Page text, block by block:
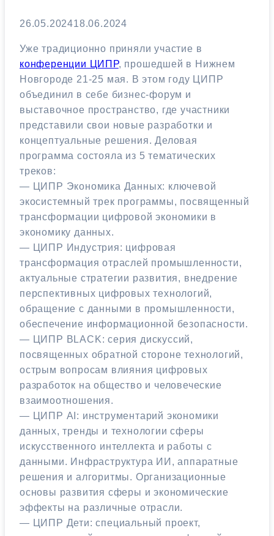
26.05.202418.06.2024
Уже традиционно приняли участие в
конференции ЦИПР, прошедшей в Нижнем
Новгороде 21-25 мая. В этом году ЦИПР
объединил в себе бизнес-форум и
выставочное пространство, где участники
представили свои новые разработки и
концептуальные решения. Деловая
программа состояла из 5 тематических
треков:
— ЦИПР Экономика Данных: ключевой
экосистемный трек программы, посвященный
трансформации цифровой экономики в
экономику данных.
— ЦИПР Индустрия: цифровая
трансформация отраслей промышленности,
актуальные стратегии развития, внедрение
перспективных цифровых технологий,
обращение с данными в промышленности,
обеспечение информационной безопасности.
— ЦИПР BLACK: серия дискуссий,
посвященных обратной стороне технологий,
острым вопросам влияния цифровых
разработок на общество и человеческие
взаимоотношения.
— ЦИПР AI: инструментарий экономики
данных, тренды и технологии сферы
искусственного интеллекта и работы с
данными. Инфраструктура ИИ, аппаратные
решения и алгоритмы. Организационные
основы развития сферы и экономические
эффекты на различные отрасли.
— ЦИПР Дети: специальный проект,